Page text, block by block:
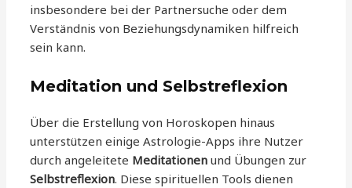
insbesondere bei der Partnersuche oder dem
Verständnis von Beziehungsdynamiken hilfreich
sein kann.
Meditation und Selbstreflexion
Über die Erstellung von Horoskopen hinaus
unterstützen einige Astrologie-Apps ihre Nutzer
durch angeleitete Meditationen und Übungen zur
Selbstreflexion. Diese spirituellen Tools dienen